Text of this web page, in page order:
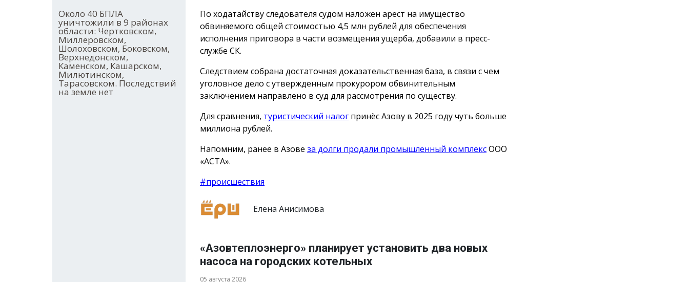
Около 40 БПЛА
уничтожили в 9 районах
области: Чертковском,
Миллеровском,
Шолоховском, Боковском,
Верхнедонском,
Каменском, Кашарском,
Милютинском,
Тарасовском. Последствий
на земле нет
По ходатайству следователя судом наложен арест на имущество
обвиняемого общей стоимостью 4,5 млн рублей для обеспечения
исполнения приговора в части возмещения ущерба, добавили в пресс-
службе СК.
Следствием собрана достаточная доказательственная база, в связи с чем
уголовное дело с утвержденным прокурором обвинительным
заключением направлено в суд для рассмотрения по существу.
Для сравнения, туристический налог принёс Азову в 2025 году чуть больше
миллиона рублей.
Напомним, ранее в Азове за долги продали промышленный комплексООО
«АСТА».
#происшествия
Елена Анисимова
«Азовтеплоэнерго» планирует установить два новых
насоса на городских котельных
05 августа 2026